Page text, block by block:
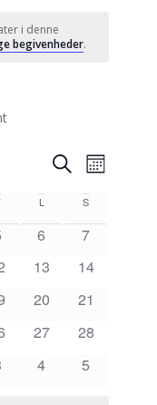
i denne
begivenheder.
Søgning
og
visninger
Søg
begivenheder
Måned
fredag L S
6
7
13
14
20
21
27
28
4 5